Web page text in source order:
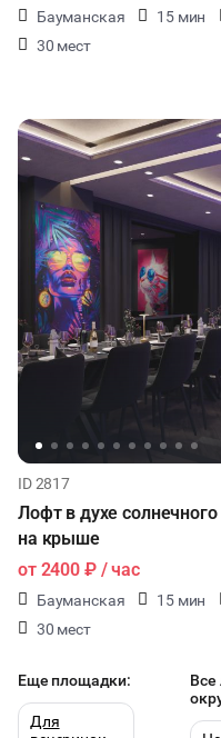
Бауманская 15 мин
30 мест
ID 2817
Лофт в духе
на крыше
от 2400 ₽/ час
Бауманская 15 мин
30 мест
Еще площадки:
Для
Все